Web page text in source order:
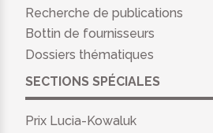
Recherche de publications
Bottin de fournisseurs
Dossiers thématiques
SECTIONS SPÉCIALES
Prix Lucia-Kowaluk